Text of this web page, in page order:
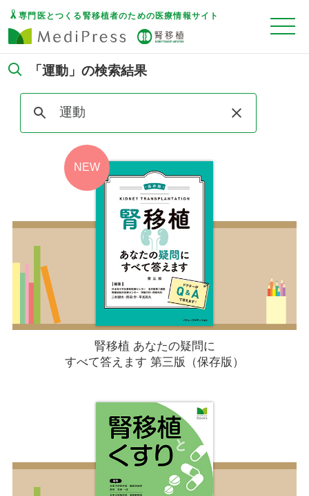
専門医とつくる腎移植者のための医療情報サイト
「運動」の検索結果
腎移植 あなたの疑問に
すべて答えます 第三版（保存版）